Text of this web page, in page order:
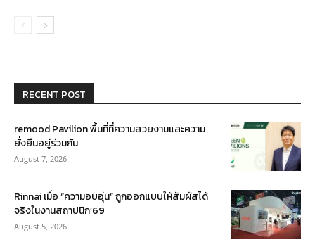
RECENT POST
remood Pavilion พื้นที่ที่ความสวยงามและความ
ยั่งยืนอยู่ร่วมกัน
August 7, 2026
Rinnai เมื่อ “ความอบอุ่น” ถูกออกแบบให้สัมผัสได้
จริงในงานสถาปนิก’69
August 5, 2026